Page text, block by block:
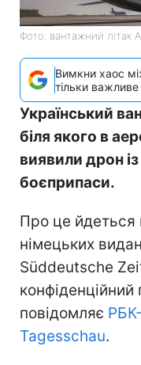
Фото: вантажний літак
Вимкни хаос
тільки важливе
Український
біля якого в
виявили дрон
боєприпаси.
Про це йдеться
німецьких
Süddeutsche
конфіденційний
повідомляє
Tagesschau.